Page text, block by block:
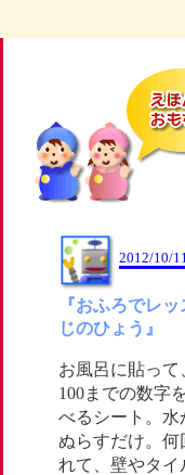
2012/10/
『おふろでレ
じのひょう』
お風呂に貼って
100までの数字
べるシート。水
ぬらすだけ。何
れて、壁やタイ